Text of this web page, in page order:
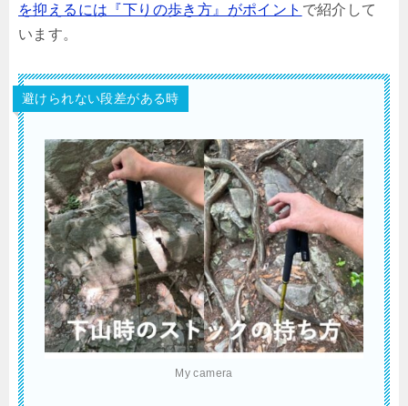
を抑えるには『下りの歩き方』がポイント で紹介して
います。
避けられない段差がある時
My camera